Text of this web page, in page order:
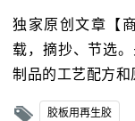
独家原创文章【
载，摘抄、节选
制品的工艺配方和
胶板用再生胶